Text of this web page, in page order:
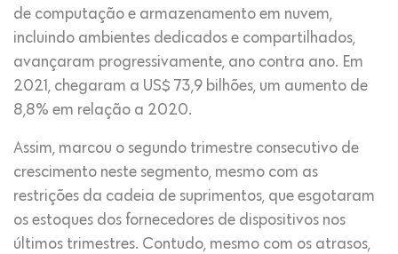
de computação e armazenamento em nuvem,
incluindo ambientes dedicados e compartilhados,
avançaram progressivamente, ano contra ano. Em
2021, chegaram a US$ 73,9 bilhões, um aumento de
8,8% em relação a 2020.
Assim, marcou o segundo trimestre consecutivo de
crescimento neste segmento, mesmo com as
restrições da cadeia de suprimentos, que esgotaram
os estoques dos fornecedores de dispositivos nos
últimos trimestres. Contudo, mesmo com os atrasos,